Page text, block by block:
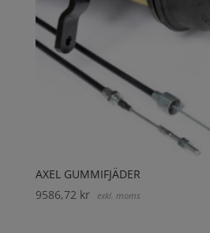
AXEL GUMMIFJÄDER
9586,72 kr exkl. moms